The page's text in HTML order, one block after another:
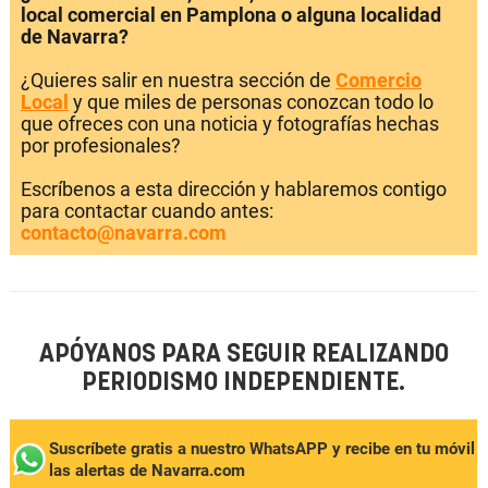
local comercial en Pamplona o alguna localidad
de Navarra?
¿Quieres salir en nuestra sección de Comercio
Local y que miles de personas conozcan todo lo
que ofreces con una noticia y fotografías hechas
por profesionales?
Escríbenos a esta dirección y hablaremos contigo
para contactar cuando antes:
contacto@navarra.com
APÓYANOS PARA SEGUIR REALIZANDO
PERIODISMO INDEPENDIENTE.
Suscríbete gratis a nuestro WhatsAPP y recibe en tu móvil
las alertas de Navarra.com